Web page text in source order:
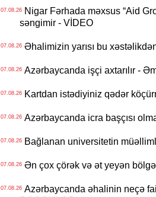
07.08.26Nigar Fərhada məxsus “Aid
səngimir - VİDEO
07.08.26Əhalimizin yarısı bu
07.08.26Azərbaycanda işçi axtarılır -
07.08.26Kartdan istədiyiniz qədər
07.08.26Azərbaycanda icra başçısı
07.08.26Bağlanan universitetin
07.08.26Ən çox çörək və ət yeyən
07.08.26Azərbaycanda əhalinin neçə